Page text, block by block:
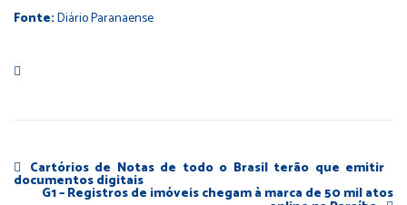
Fonte:Diário Paranaense
Cartórios de Notas de todo o Brasil terão que emitir
documentos digitais
G1 – Registros de imóveis chegam à marca de 50 mil atos